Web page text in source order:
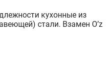
кухонные из
стали. Взамен O’z